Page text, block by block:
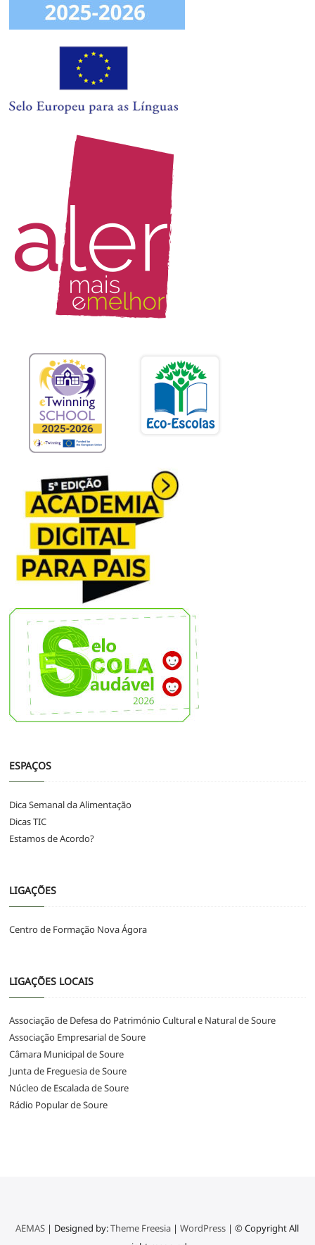
ESPAÇOS
Dica Semanal da Alimentação
Dicas TIC
Estamos de Acordo?
LIGAÇÕES
Centro de Formação Nova Ágora
LIGAÇÕES LOCAIS
Associação de Defesa do Património Cultural e Natural de Soure
Associação Empresarial de Soure
Câmara Municipal de Soure
Junta de Freguesia de Soure
Núcleo de Escalada de Soure
Rádio Popular de Soure
AEMAS | Designed by:Theme Freesia |WordPress | © Copyright All